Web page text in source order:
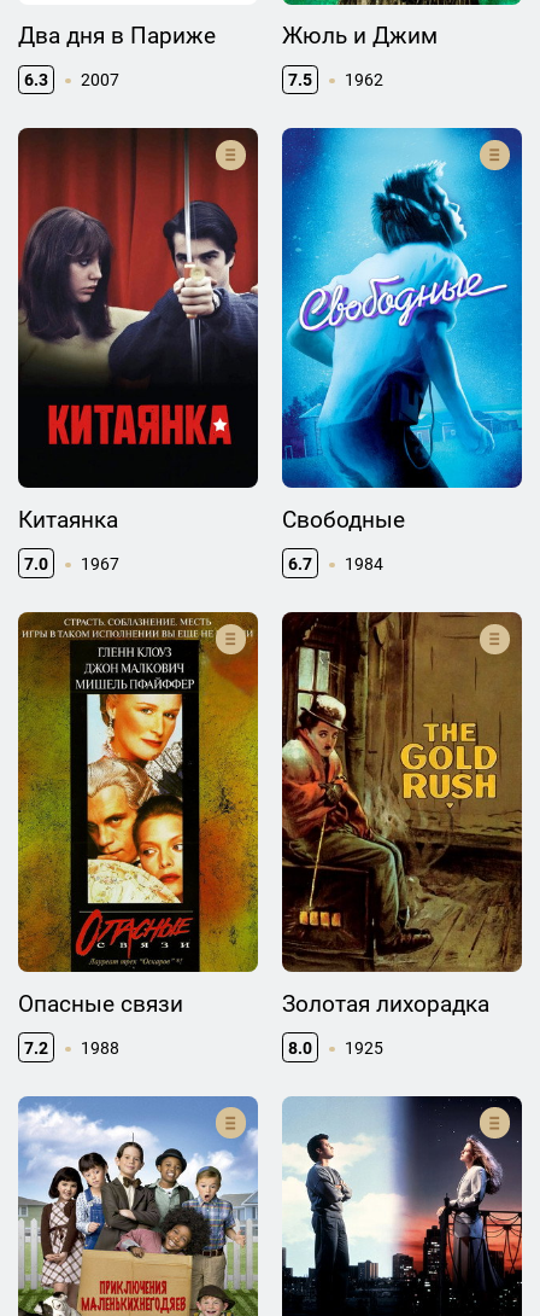
Два дня в Париже
6.3 2007
Жюль и Джим
7.5 1962
Китаянка
7.0 1967
Свободные
6.7 1984
Опасные связи
7.2 1988
Золотая лихорадка
8.0 1925